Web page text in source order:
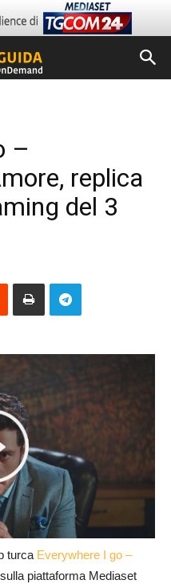
–
replica
del 3
turca Everywhere I go –
piattaforma Mediaset